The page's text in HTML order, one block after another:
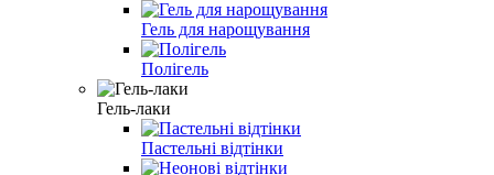
Гель для нарощування
Полігель
Гель-лаки
Пастельні відтінки